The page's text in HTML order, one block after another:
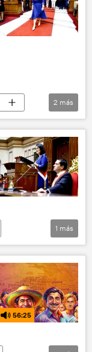
2 más
1 más
56:25